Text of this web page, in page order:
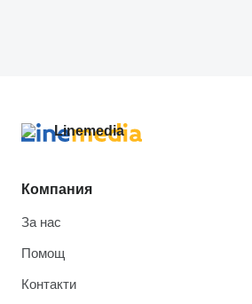
Компания
За нас
Помощ
Контакти